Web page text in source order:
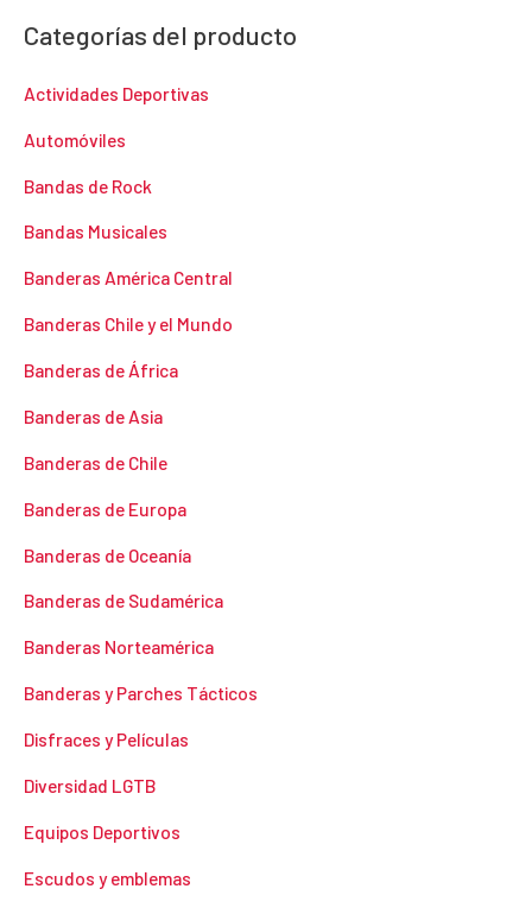
Categorías del producto
Actividades Deportivas
Automóviles
Bandas de Rock
Bandas Musicales
Banderas América Central
Banderas Chile y el Mundo
Banderas de África
Banderas de Asia
Banderas de Chile
Banderas de Europa
Banderas de Oceanía
Banderas de Sudamérica
Banderas Norteamérica
Banderas y Parches Tácticos
Disfraces y Películas
Diversidad LGTB
Equipos Deportivos
Escudos y emblemas